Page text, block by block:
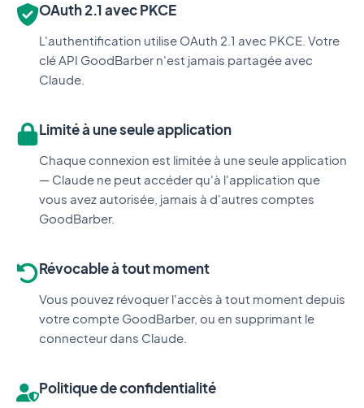
OAuth 2.1 avec PKCE
L'authentification utilise OAuth 2.1 avec PKCE. Votre
clé API GoodBarber n'est jamais partagée avec
Claude.
Limité à une seule application
Chaque connexion est limitée à une seule application
— Claude ne peut accéder qu'à l'application que
vous avez autorisée, jamais à d'autres comptes
GoodBarber.
Révocable à tout moment
Vous pouvez révoquer l'accès à tout moment depuis
votre compte GoodBarber, ou en supprimant le
connecteur dans Claude.
Politique de confidentialité